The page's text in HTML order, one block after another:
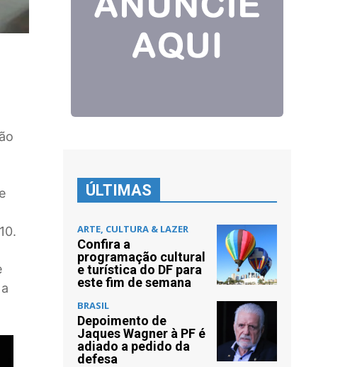
ÚLTIMAS
ARTE, CULTURA & LAZER
Confira a
programação cultural
e turística do DF para
este fim de semana
BRASIL
Depoimento de
Jaques Wagner à PF é
adiado a pedido da
defesa